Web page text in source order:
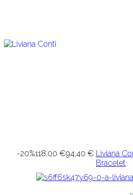
-20%118,00 €94,40 € Liviana
Bracelet